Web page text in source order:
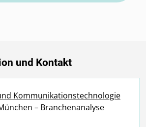
und Kontakt
Kommunikationstechnologie
– Branchenanalyse